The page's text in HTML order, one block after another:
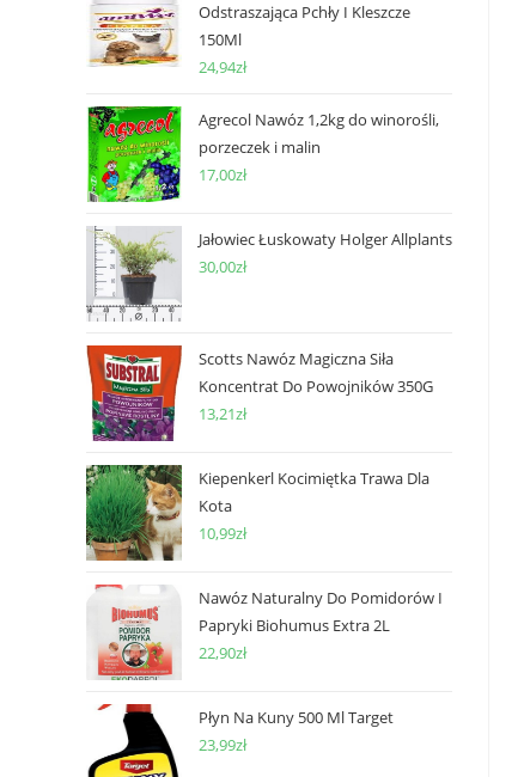
Odstraszająca Pchły I Kleszcze
150Ml
24,94zł
Agrecol Nawóz 1,2kg do winorośli,
porzeczek i malin
17,00zł
Jałowiec Łuskowaty Holger Allplants
30,00zł
Scotts Nawóz Magiczna Siła
Koncentrat Do Powojników 350G
13,21zł
Kiepenkerl Kocimiętka Trawa Dla
Kota
10,99zł
Nawóz Naturalny Do Pomidorów I
Papryki Biohumus Extra 2L
22,90zł
Płyn Na Kuny 500 Ml Target
23,99zł